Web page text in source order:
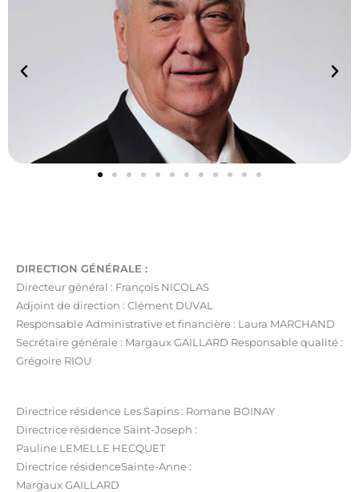
DIRECTION GÉNÉRALE :
Directeur général : François NICOLAS
Adjoint de direction : Clément DUVAL
Responsable Administrative et financière : Laura MARCHAND
Secrétaire générale : Margaux GAILLARD Responsable qualité :
Grégoire RIOU
Directrice résidence Les Sapins : Romane BOINAY
Directrice résidence Saint-Joseph :
Pauline LEMELLE HECQUET
Directrice résidenceSainte-Anne :
Margaux GAILLARD